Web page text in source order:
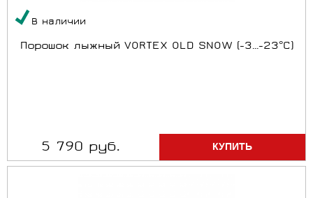
В наличии
Порошок лыжный VORTEX OLD SNOW (-3...-23°C)
5 790 руб.